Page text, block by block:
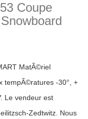
Coupe
Rack4smart
MatÃ©riel
tempÃ©ratures -30°, +
Le vendeur est
Zedtwitz. Nous